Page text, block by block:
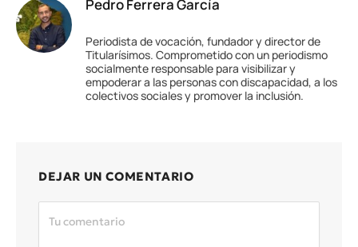
Pedro Ferrera García
Periodista de vocación, fundador y director de
Titularísimos. Comprometido con un periodismo
socialmente responsable para visibilizar y
empoderar a las personas con discapacidad, a los
colectivos sociales y promover la inclusión.
DEJAR UN COMENTARIO